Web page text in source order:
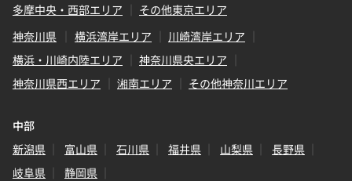
多摩中央・西部エリア
その他東京エリア
神奈川県
横浜湾岸エリア
川崎湾岸エリア
横浜・川崎内陸エリア
神奈川県央エリア
神奈川県西エリア
湘南エリア その他神奈川エリア
中部
新潟県
富山県 石川県 福井県 山梨県
長野県
岐阜県
静岡県